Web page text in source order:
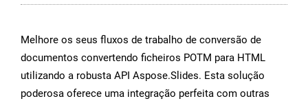
Melhore os seus fluxos de trabalho de conversão de
documentos convertendo ficheiros POTM para HTML
utilizando a robusta API Aspose.Slides. Esta solução
poderosa oferece uma integração perfeita com outras